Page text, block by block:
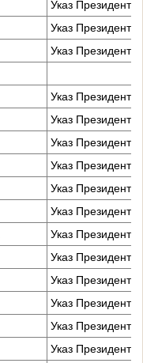
Указ
Указ
Указ
Указ
Указ
Указ
Указ
Указ
Указ
Указ
Указ
Указ
Указ
Указ
Указ